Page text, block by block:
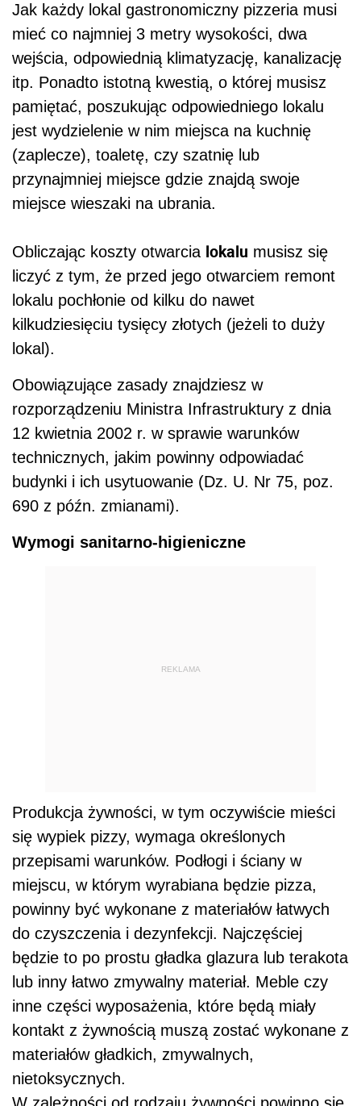
Jak każdy lokal gastronomiczny pizzeria musi
mieć co najmniej 3 metry wysokości, dwa
wejścia, odpowiednią klimatyzację, kanalizację
itp. Ponadto istotną kwestią, o której musisz
pamiętać, poszukując odpowiedniego lokalu
jest wydzielenie w nim miejsca na kuchnię
(zaplecze), toaletę, czy szatnię lub
przynajmniej miejsce gdzie znajdą swoje
miejsce wieszaki na ubrania.
Obliczając koszty otwarcia lokalu musisz się
liczyć z tym, że przed jego otwarciem remont
lokalu pochłonie od kilku do nawet
kilkudziesięciu tysięcy złotych (jeżeli to duży
lokal).
Obowiązujące zasady znajdziesz w
rozporządzeniu Ministra Infrastruktury z dnia
12 kwietnia 2002 r. w sprawie warunków
technicznych, jakim powinny odpowiadać
budynki i ich usytuowanie (Dz. U. Nr 75, poz.
690 z późn. zmianami).
Wymogi sanitarno-higieniczne
REKLAMA
Produkcja żywności, w tym oczywiście mieści
się wypiek pizzy, wymaga określonych
przepisami warunków. Podłogi i ściany w
miejscu, w którym wyrabiana będzie pizza,
powinny być wykonane z materiałów łatwych
do czyszczenia i dezynfekcji. Najczęściej
będzie to po prostu gładka glazura lub terakota
lub inny łatwo zmywalny materiał. Meble czy
inne części wyposażenia, które będą miały
kontakt z żywnością muszą zostać wykonane z
materiałów gładkich, zmywalnych,
nietoksycznych.